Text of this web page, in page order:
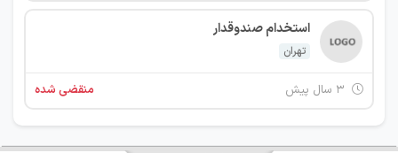
استخدام صندوقدار
تهران
منقضی شده